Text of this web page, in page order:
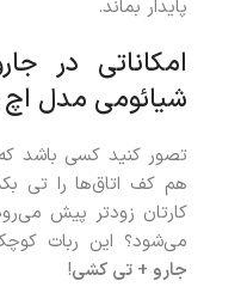
پایدار بماند.
امکاناتی در
شیائومی مدل اچ 40 که باید بدانید!
تصور کنید کسی باشد
هم کف اتاق‌ها را تی
کارتان زودتر پیش
می‌شود؟ این ربات
جارو + تی کشی!